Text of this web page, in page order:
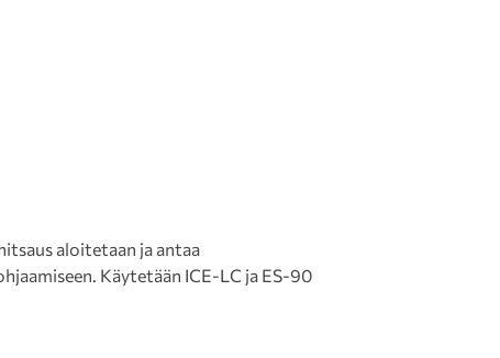
aloitetaan ja antaa
Käytetään ICE-LC ja ES-90